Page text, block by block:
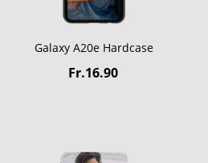
Galaxy A20e Hardcase
Fr.16.90